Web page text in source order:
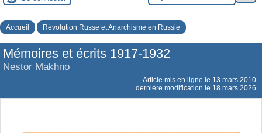
Accueil Révolution Russe et Anarchisme en Russie
Mémoires et écrits 1917-1932
Nestor Makhno
Article mis en ligne le 13 mars 2010
dernière modification le 18 mars 2026